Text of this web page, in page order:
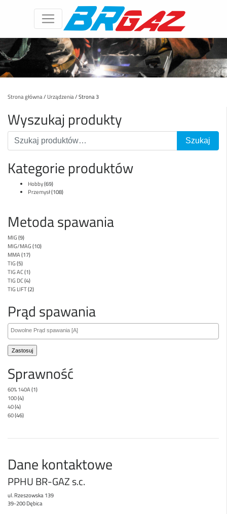
Strona główna/ Urządzenia/ Strona 3
Wyszukaj produkty
Kategorie produktów
Hobby(69)
Przemysł(108)
Metoda spawania
MIG(9)
MIG/MAG(10)
MMA(17)
TIG(5)
TIG AC(1)
TIG DC(4)
TIG LIFT(2)
Prąd spawania
Zastosuj
Sprawność
60% 140A(1)
100(4)
40(4)
60(46)
Dane kontaktowe
PPHU BR-GAZ s.c.
ul. Rzeszowska 139
39-200 Dębica